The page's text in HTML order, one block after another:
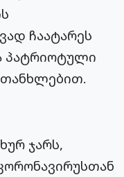
ჩაატარეს
პატრიოტული
თანხლებით.
ჯარს,
კორონავირუსთან